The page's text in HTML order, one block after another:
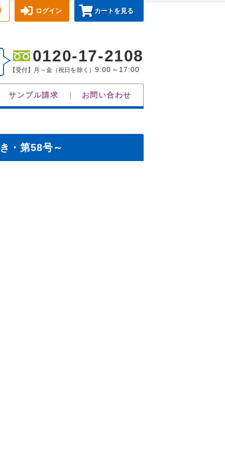
ログイン カートを見る
0120-17-2108
【受付】月～金（祝日を除く）9:00～17:00
サンプル請求 お問い合わせ
・第58号～